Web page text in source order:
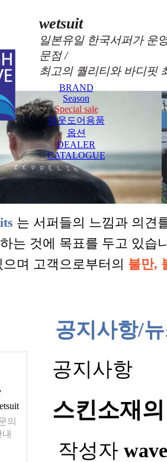
wetsuit
일본유일 한국서퍼가 운
문점 /
최고의 퀄리티와 바디핏
BRAND
Season
Special sale
아웃도어용품
옵션
DEALER
CATALOGUE
는 서퍼들의 느낌과 의견
는 것에 목표를 두고 있
며 고객으로부터의 불만,
의
공지사항/
공지사항
스킨소재
작성자 wave